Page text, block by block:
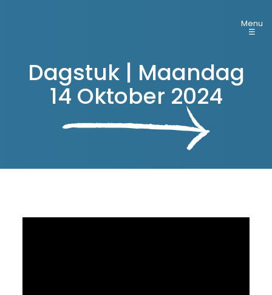
Menu
☰
Dagstuk | Maandag
14 Oktober 2024